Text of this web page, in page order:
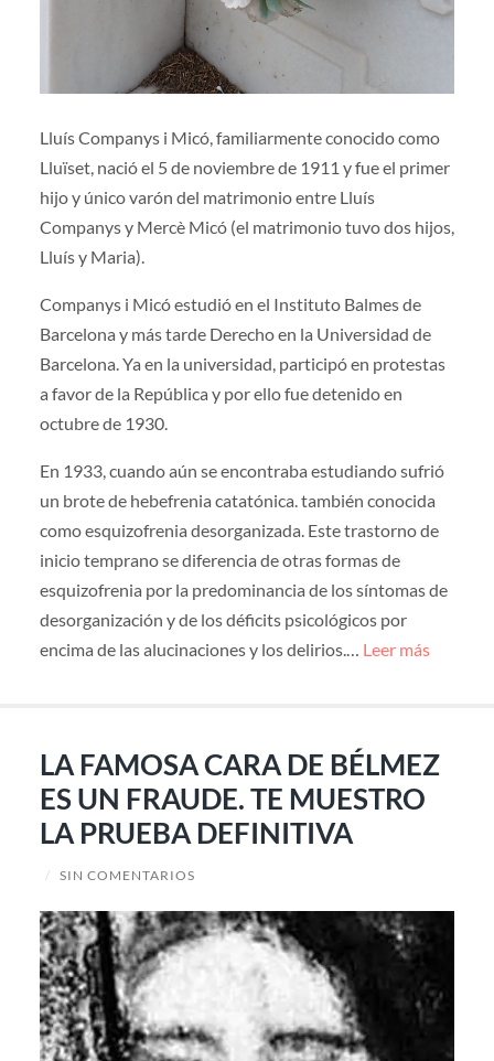
Lluís Companys i Micó, familiarmente conocido como
Lluïset, nació el 5 de noviembre de 1911 y fue el primer
hijo y único varón del matrimonio entre Lluís
Companys y Mercè Micó (el matrimonio tuvo dos hijos,
Lluís y Maria).
Companys i Micó estudió en el Instituto Balmes de
Barcelona y más tarde Derecho en la Universidad de
Barcelona. Ya en la universidad, participó en protestas
a favor de la República y por ello fue detenido en
octubre de 1930.
En 1933, cuando aún se encontraba estudiando sufrió
un brote de hebefrenia catatónica. también conocida
como esquizofrenia desorganizada. Este trastorno de
inicio temprano se diferencia de otras formas de
esquizofrenia por la predominancia de los síntomas de
desorganización y de los déficits psicológicos por
encima de las alucinaciones y los delirios.… Leer más
LA FAMOSA CARA DE BÉLMEZ
ES UN FRAUDE. TE MUESTRO
LA PRUEBA DEFINITIVA
/ SIN COMENTARIOS